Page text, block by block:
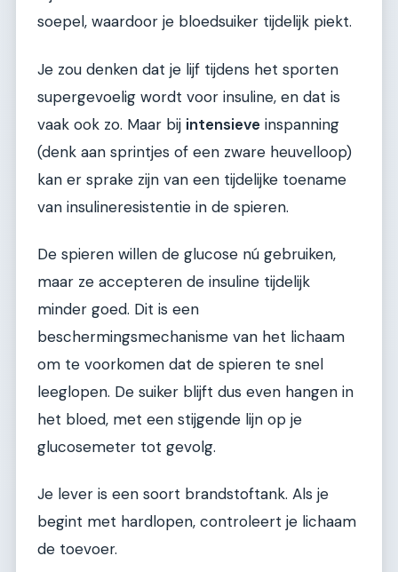
soepel, waardoor je bloedsuiker tijdelijk piekt.
Je zou denken dat je lijf tijdens het sporten
supergevoelig wordt voor insuline, en dat is
vaak ook zo. Maar bij intensieve inspanning
(denk aan sprintjes of een zware heuvelloop)
kan er sprake zijn van een tijdelijke toename
van insulineresistentie in de spieren.
De spieren willen de glucose nú gebruiken,
maar ze accepteren de insuline tijdelijk
minder goed. Dit is een
beschermingsmechanisme van het lichaam
om te voorkomen dat de spieren te snel
leeglopen. De suiker blijft dus even hangen in
het bloed, met een stijgende lijn op je
glucosemeter tot gevolg.
Je lever is een soort brandstoftank. Als je
begint met hardlopen, controleert je lichaam
de toevoer.